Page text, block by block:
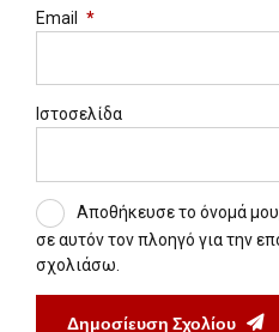
Email *
Ιστοσελίδα
Αποθήκευσε το όνομά
σε αυτόν τον πλοηγό για την
σχολιάσω.
Δημοσίευση Σχολίου